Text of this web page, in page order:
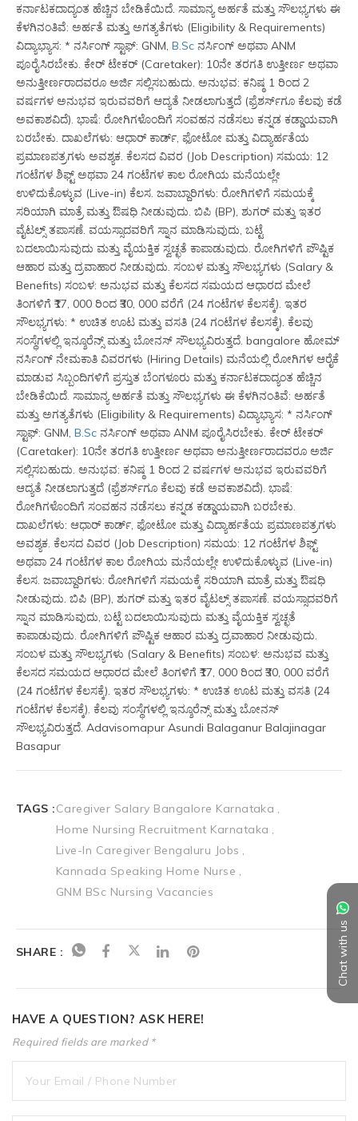
Chat with us
ಕರ್ನಾಟಕದಾದ್ಯಂತ ಹೆಚ್ಚಿನ ಬೇಡಿಕೆಯಿದೆ. ಸಾಮಾನ್ಯ ಅರ್ಹತೆ ಮತ್ತು ಸೌಲಭ್ಯಗಳು ಈ
ಕೆಳಗಿನಂತಿವೆ: ಅರ್ಹತೆ ಮತ್ತು ಅಗತ್ಯತೆಗಳು (Eligibility & Requirements)
ವಿದ್ಯಾಭ್ಯಾಸ: * ನರ್ಸಿಂಗ್ ಸ್ಟಾಫ್: GNM, B.Sc ನರ್ಸಿಂಗ್ ಅಥವಾ ANM
ಪೂರೈಸಿರಬೇಕು. ಕೇರ್ ಟೇಕರ್ (Caretaker): 10ನೇ ತರಗತಿ ಉತ್ತೀರ್ಣ ಅಥವಾ
ಅನುತ್ತೀರ್ಣರಾದವರೂ ಅರ್ಜಿ ಸಲ್ಲಿಸಬಹುದು. ಅನುಭವ: ಕನಿಷ್ಠ 1 ರಿಂದ 2
ವರ್ಷಗಳ ಅನುಭವ ಇರುವವರಿಗೆ ಆದ್ಯತೆ ನೀಡಲಾಗುತ್ತದೆ (ಫ್ರೆಶರ್ಸ್‌ಗೂ ಕೆಲವು ಕಡೆ
ಅವಕಾಶವಿದೆ). ಭಾಷೆ: ರೋಗಿಗಳೊಂದಿಗೆ ಸಂವಹನ ನಡೆಸಲು ಕನ್ನಡ ಕಡ್ಡಾಯವಾಗಿ
ಬರಬೇಕು. ದಾಖಲೆಗಳು: ಆಧಾರ್ ಕಾರ್ಡ್, ಫೋಟೋ ಮತ್ತು ವಿದ್ಯಾರ್ಹತೆಯ
ಪ್ರಮಾಣಪತ್ರಗಳು ಅವಶ್ಯಕ. ಕೆಲಸದ ವಿವರ (Job Description) ಸಮಯ: 12
ಗಂಟೆಗಳ ಶಿಫ್ಟ್ ಅಥವಾ 24 ಗಂಟೆಗಳ ಕಾಲ ರೋಗಿಯ ಮನೆಯಲ್ಲೇ
ಉಳಿದುಕೊಳ್ಳುವ (Live-in) ಕೆಲಸ. ಜವಾಬ್ದಾರಿಗಳು: ರೋಗಿಗಳಿಗೆ ಸಮಯಕ್ಕೆ
ಸರಿಯಾಗಿ ಮಾತ್ರೆ ಮತ್ತು ಔಷಧಿ ನೀಡುವುದು. ಬಿಪಿ (BP), ಶುಗರ್ ಮತ್ತು ಇತರ
ವೈಟಲ್ಸ್ ತಪಾಸಣೆ. ವಯಸ್ಸಾದವರಿಗೆ ಸ್ನಾನ ಮಾಡಿಸುವುದು, ಬಟ್ಟೆ
ಬದಲಾಯಿಸುವುದು ಮತ್ತು ವೈಯಕ್ತಿಕ ಸ್ವಚ್ಛತೆ ಕಾಪಾಡುವುದು. ರೋಗಿಗಳಿಗೆ ಪೌಷ್ಟಿಕ
ಆಹಾರ ಮತ್ತು ದ್ರವಾಹಾರ ನೀಡುವುದು. ಸಂಬಳ ಮತ್ತು ಸೌಲಭ್ಯಗಳು (Salary &
Benefits) ಸಂಬಳ: ಅನುಭವ ಮತ್ತು ಕೆಲಸದ ಸಮಯದ ಆಧಾರದ ಮೇಲೆ
ತಿಂಗಳಿಗೆ ₹17, 000 ರಿಂದ ₹30, 000 ವರೆಗೆ (24 ಗಂಟೆಗಳ ಕೆಲಸಕ್ಕೆ). ಇತರ
ಸೌಲಭ್ಯಗಳು: * ಉಚಿತ ಊಟ ಮತ್ತು ವಸತಿ (24 ಗಂಟೆಗಳ ಕೆಲಸಕ್ಕೆ). ಕೆಲವು
ಸಂಸ್ಥೆಗಳಲ್ಲಿ ಇನ್ಶೂರೆನ್ಸ್ ಮತ್ತು ಬೋನಸ್ ಸೌಲಭ್ಯವಿರುತ್ತದೆ. bangalore ಹೋಮ್
ನರ್ಸಿಂಗ್ ನೇಮಕಾತಿ ವಿವರಗಳು (Hiring Details) ಮನೆಯಲ್ಲಿ ರೋಗಿಗಳ ಆರೈಕೆ
ಮಾಡುವ ಸಿಬ್ಬಂದಿಗಳಿಗೆ ಪ್ರಸ್ತುತ ಬೆಂಗಳೂರು ಮತ್ತು ಕರ್ನಾಟಕದಾದ್ಯಂತ ಹೆಚ್ಚಿನ
ಬೇಡಿಕೆಯಿದೆ. ಸಾಮಾನ್ಯ ಅರ್ಹತೆ ಮತ್ತು ಸೌಲಭ್ಯಗಳು ಈ ಕೆಳಗಿನಂತಿವೆ: ಅರ್ಹತೆ
ಮತ್ತು ಅಗತ್ಯತೆಗಳು (Eligibility & Requirements) ವಿದ್ಯಾಭ್ಯಾಸ: * ನರ್ಸಿಂಗ್
ಸ್ಟಾಫ್: GNM, B.Sc ನರ್ಸಿಂಗ್ ಅಥವಾ ANM ಪೂರೈಸಿರಬೇಕು. ಕೇರ್ ಟೇಕರ್
(Caretaker): 10ನೇ ತರಗತಿ ಉತ್ತೀರ್ಣ ಅಥವಾ ಅನುತ್ತೀರ್ಣರಾದವರೂ ಅರ್ಜಿ
ಸಲ್ಲಿಸಬಹುದು. ಅನುಭವ: ಕನಿಷ್ಠ 1 ರಿಂದ 2 ವರ್ಷಗಳ ಅನುಭವ ಇರುವವರಿಗೆ
ಆದ್ಯತೆ ನೀಡಲಾಗುತ್ತದೆ (ಫ್ರೆಶರ್ಸ್‌ಗೂ ಕೆಲವು ಕಡೆ ಅವಕಾಶವಿದೆ). ಭಾಷೆ:
ರೋಗಿಗಳೊಂದಿಗೆ ಸಂವಹನ ನಡೆಸಲು ಕನ್ನಡ ಕಡ್ಡಾಯವಾಗಿ ಬರಬೇಕು.
ದಾಖಲೆಗಳು: ಆಧಾರ್ ಕಾರ್ಡ್, ಫೋಟೋ ಮತ್ತು ವಿದ್ಯಾರ್ಹತೆಯ ಪ್ರಮಾಣಪತ್ರಗಳು
ಅವಶ್ಯಕ. ಕೆಲಸದ ವಿವರ (Job Description) ಸಮಯ: 12 ಗಂಟೆಗಳ ಶಿಫ್ಟ್
ಅಥವಾ 24 ಗಂಟೆಗಳ ಕಾಲ ರೋಗಿಯ ಮನೆಯಲ್ಲೇ ಉಳಿದುಕೊಳ್ಳುವ (Live-in)
ಕೆಲಸ. ಜವಾಬ್ದಾರಿಗಳು: ರೋಗಿಗಳಿಗೆ ಸಮಯಕ್ಕೆ ಸರಿಯಾಗಿ ಮಾತ್ರೆ ಮತ್ತು ಔಷಧಿ
ನೀಡುವುದು. ಬಿಪಿ (BP), ಶುಗರ್ ಮತ್ತು ಇತರ ವೈಟಲ್ಸ್ ತಪಾಸಣೆ. ವಯಸ್ಸಾದವರಿಗೆ
ಸ್ನಾನ ಮಾಡಿಸುವುದು, ಬಟ್ಟೆ ಬದಲಾಯಿಸುವುದು ಮತ್ತು ವೈಯಕ್ತಿಕ ಸ್ವಚ್ಛತೆ
ಕಾಪಾಡುವುದು. ರೋಗಿಗಳಿಗೆ ಪೌಷ್ಟಿಕ ಆಹಾರ ಮತ್ತು ದ್ರವಾಹಾರ ನೀಡುವುದು.
ಸಂಬಳ ಮತ್ತು ಸೌಲಭ್ಯಗಳು (Salary & Benefits) ಸಂಬಳ: ಅನುಭವ ಮತ್ತು
ಕೆಲಸದ ಸಮಯದ ಆಧಾರದ ಮೇಲೆ ತಿಂಗಳಿಗೆ ₹17, 000 ರಿಂದ ₹30, 000 ವರೆಗೆ
(24 ಗಂಟೆಗಳ ಕೆಲಸಕ್ಕೆ). ಇತರ ಸೌಲಭ್ಯಗಳು: * ಉಚಿತ ಊಟ ಮತ್ತು ವಸತಿ (24
ಗಂಟೆಗಳ ಕೆಲಸಕ್ಕೆ). ಕೆಲವು ಸಂಸ್ಥೆಗಳಲ್ಲಿ ಇನ್ಶೂರೆನ್ಸ್ ಮತ್ತು ಬೋನಸ್
ಸೌಲಭ್ಯವಿರುತ್ತದೆ. Adavisomapur Asundi Balaganur Balajinagar
Basapur
TAGS :Caregiver Salary Bangalore Karnataka
Home Nursing Recruitment Karnataka
Live-In Caregiver Bengaluru Jobs
Kannada Speaking Home Nurse
GNM BSc Nursing Vacancies
SHARE :
HAVE A QUESTION? ASK HERE!
Required fields are marked *